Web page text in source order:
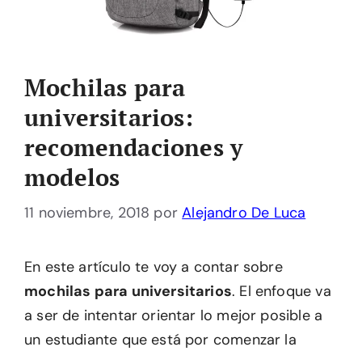
Mochilas para
universitarios:
recomendaciones y
modelos
11 noviembre, 2018 porAlejandro De Luca
En este artículo te voy a contar sobre
mochilas para universitarios. El enfoque va
a ser de intentar orientar lo mejor posible a
un estudiante que está por comenzar la